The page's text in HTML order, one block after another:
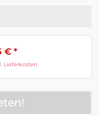
€
Lieferkosten